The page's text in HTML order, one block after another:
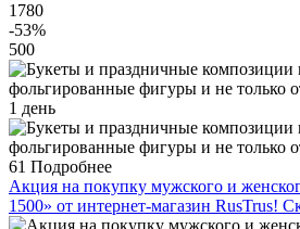
1780
-53%
500
1 день
61 Подробнее
Акция на покупку мужского и
1500» от интернет-магазин RusTrus!